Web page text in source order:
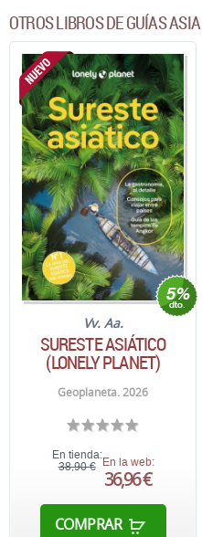
OTROS LIBROS DE GUÍAS ASIA
Vv. Aa.
SURESTE ASIÁTICO
(LONELY PLANET)
Geoplaneta. 2026
En tienda:
38,90 € En la web:
36,96 €
COMPRAR